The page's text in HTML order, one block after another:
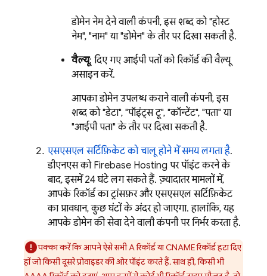
डोमेन नेम देने वाली कंपनी, इस शब्द को "होस्ट
नेम", "नाम" या "डोमेन" के तौर पर दिखा सकती है.
वैल्यू: दिए गए आईपी पतों को रिकॉर्ड की वैल्यू
असाइन करें.
आपका डोमेन उपलब्ध कराने वाली कंपनी, इस
शब्द को "डेटा", "पॉइंट्स टू", "कॉन्टेंट", "पता" या
"आईपी पता" के तौर पर दिखा सकती है.
एसएसएल सर्टिफ़िकेट को चालू होने में समय लगता है.
डीएनएस को Firebase Hosting पर पॉइंट करने के
बाद, इसमें 24 घंटे लग सकते हैं. ज़्यादातर मामलों में,
आपके रिकॉर्ड का ट्रांसफ़र और एसएसएल सर्टिफ़िकेट
का प्रावधान, कुछ घंटों के अंदर हो जाएगा. हालांकि, यह
आपके डोमेन की सेवा देने वाली कंपनी पर निर्भर करता है.
पक्का करें कि आपने ऐसे सभी A रिकॉर्ड या CNAME रिकॉर्ड हटा दिए
हों जो किसी दूसरे प्रोवाइडर की ओर पॉइंट करते हैं. साथ ही, किसी भी